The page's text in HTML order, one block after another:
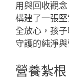
用與回收觀
構建了一張
全放心，孩
守護的純淨與
營養紮